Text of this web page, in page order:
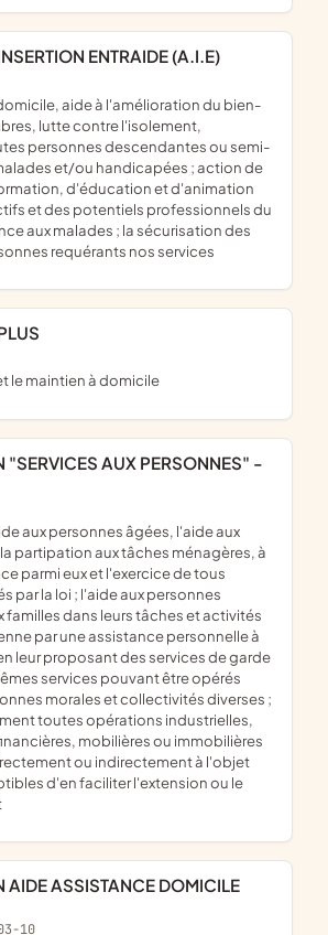
ENTRAIDE (A.I.E)
lutte contre l'isolement,
personnes descendantes ou semi-
et/ou handicapées ; action de
d'éducation et d'animation
et des potentiels professionnels du
aux malades ; la sécurisation des
requérants nos services
le maintien à domicile
partipation aux tâches ménagères, à
parmi eux et l'exercice de tous
par la loi ; l'aide aux personnes
familles dans leurs tâches et activités
par une assistance personnelle à
leur proposant des services de garde
services pouvant être opérés
morales et collectivités diverses ;
toutes opérations industrielles,
mobilières ou immobilières
ou indirectement à l'objet
d'en faciliter l'extension ou le
10